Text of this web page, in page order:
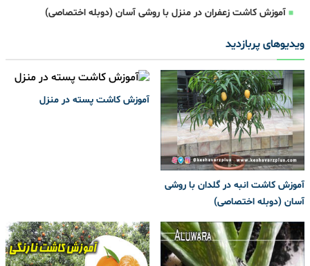
آموزش کاشت زعفران در منزل با روشی آسان (دوبله اختصاصی)
ویدیوهای پربازدید
آموزش کاشت انبه در گلدان با روشی
آسان (دوبله اختصاصی)
آموزش کاشت پسته در منزل